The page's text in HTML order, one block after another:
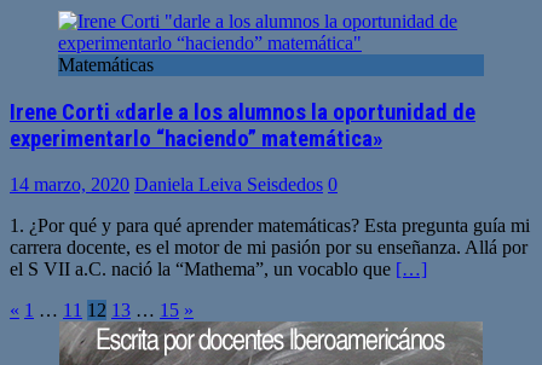
Matemáticas
Irene Corti «darle a los alumnos la oportunidad de
experimentarlo “haciendo” matemática»
14 marzo, 2020 Daniela Leiva Seisdedos 0
1. ¿Por qué y para qué aprender matemáticas? Esta pregunta guía mi
carrera docente, es el motor de mi pasión por su enseñanza. Allá por
el S VII a.C. nació la “Mathema”, un vocablo que […]
Paginación
« 1 … 11 12 13 … 15 »